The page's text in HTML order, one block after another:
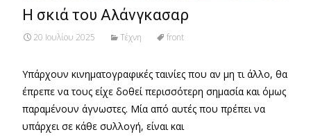
Η σκιά του Αλάνγκασαρ
20 Ιουλίου 2025 Τέχνη front
Υπάρχουν κινηματογραφικές ταινίες που αν μη τι άλλο, θα
έπρεπε να τους είχε δοθεί περισσότερη σημασία και όμως
παραμένουν άγνωστες. Μία από αυτές που πρέπει να
υπάρχει σε κάθε συλλογή, είναι και